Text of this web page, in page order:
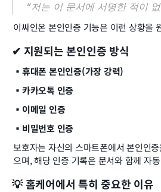
“저는 이 문서에 서명한 적이
이싸인온 본인인증 기능은 이런 상황을
✔ 지원되는 본인인증 방식
▪️휴대폰 본인인증(가장 강력)
▪️카카오톡 인증
▪️이메일 인증
▪️비밀번호 인증
보호자는 자신의 스마트폰에서 본인인
으며, 해당 인증 기록은 문서와 함께 자
💡 홈케어에서 특히 중요한 이유